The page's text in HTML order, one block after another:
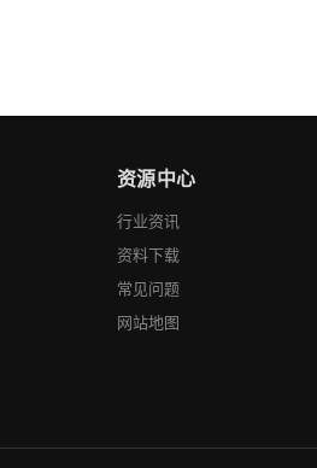
资源中心
行业资讯
资料下载
常见问题
网站地图